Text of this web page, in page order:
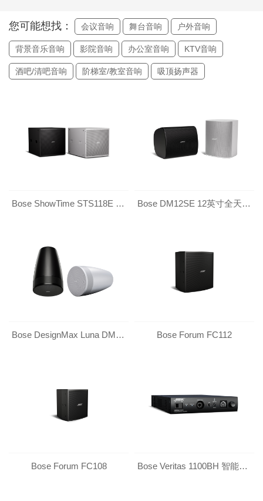
您可能想找： 会议音响 舞台音响 户外音响
背景音乐音响 影院音响 办公室音响 KTV音响
酒吧/清吧音响 阶梯室/教室音响 吸顶扬声器
Bose ShowTime STS118E 18英寸全天候固定安装类低音箱 Bose DM12SE 12英寸全天候壁装同轴扬声器
Bose DesignMax Luna DML88P 扬声器 Bose Forum FC112
Bose Forum FC108 Bose Veritas 1100BH 智能混音功放